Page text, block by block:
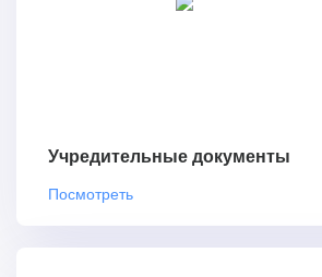
Учредительные документы
Посмотреть